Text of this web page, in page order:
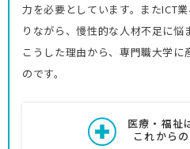
力を必要としています。またICT
りながら、慢性的な人材不足に悩
こうした理由から、専門職大学に
のです。
医療・福祉
これから